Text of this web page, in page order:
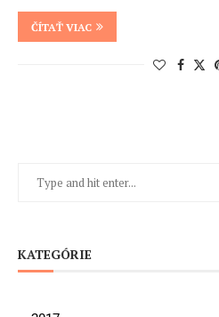
ČÍTAŤ VIAC
KATEGÓRIE